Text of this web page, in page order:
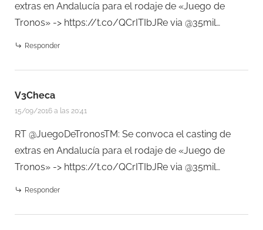
extras en Andalucía para el rodaje de «Juego de
Tronos» -> https://t.co/QCrITIbJRe via @35mil…
Responder
V3Checa
15/09/2016 a las 20:41
RT @JuegoDeTronosTM: Se convoca el casting de
extras en Andalucía para el rodaje de «Juego de
Tronos» -> https://t.co/QCrITIbJRe via @35mil…
Responder